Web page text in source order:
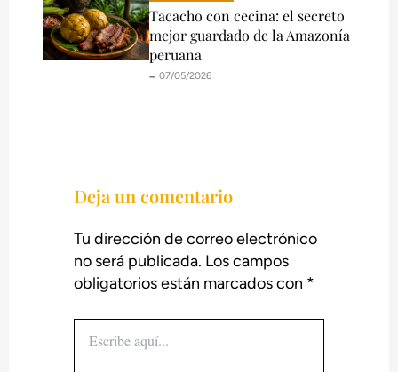
Tacacho con cecina: el secreto
mejor guardado de la Amazonía
peruana
🗕️ 07/05/2026
Deja un comentario
Tu dirección de correo electrónico
no será publicada. Los campos
obligatorios están marcados con *
aquí...